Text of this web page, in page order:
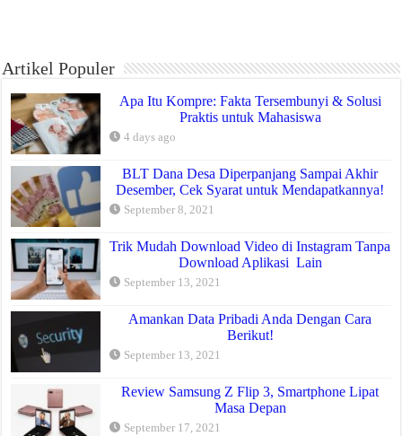
Artikel Populer
Apa Itu Kompre: Fakta Tersembunyi & Solusi
Praktis untuk Mahasiswa
4 days ago
BLT Dana Desa Diperpanjang Sampai Akhir
Desember, Cek Syarat untuk Mendapatkannya!
September 8, 2021
Trik Mudah Download Video di Instagram Tanpa
Download Aplikasi Lain
September 13, 2021
Amankan Data Pribadi Anda Dengan Cara
Berikut!
September 13, 2021
Review Samsung Z Flip 3, Smartphone Lipat
Masa Depan
September 17, 2021